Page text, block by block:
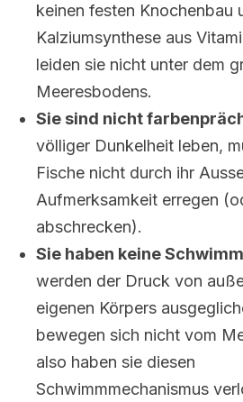
keinen festen Knochenbau
Kalziumsynthese aus
leiden sie nicht unter dem
Meeresbodens.
Sie sind nicht
völliger Dunkelheit leben,
Fische nicht durch ihr
Aufmerksamkeit erregen
abschrecken).
Sie haben keine
werden der Druck von
eigenen Körpers
bewegen sich nicht vom
also haben sie diesen
Schwimmmechanismus